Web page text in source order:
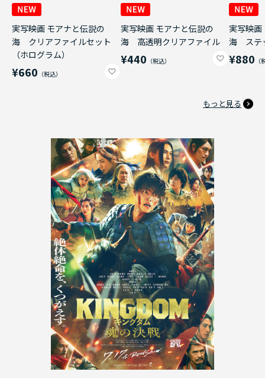
実写映画 モアナと伝説の
海 クリアファイルセット
（ホログラム）
¥660
実写映画 モアナと伝説の
海 高透明クリアファイル
¥440
実写映画
海 ステ
¥880
もっと見る